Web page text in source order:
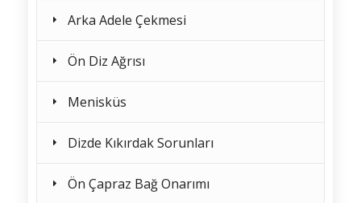
Arka Adele Çekmesi
Ön Diz Ağrısı
Menisküs
Dizde Kıkırdak Sorunları
Ön Çapraz Bağ Onarımı